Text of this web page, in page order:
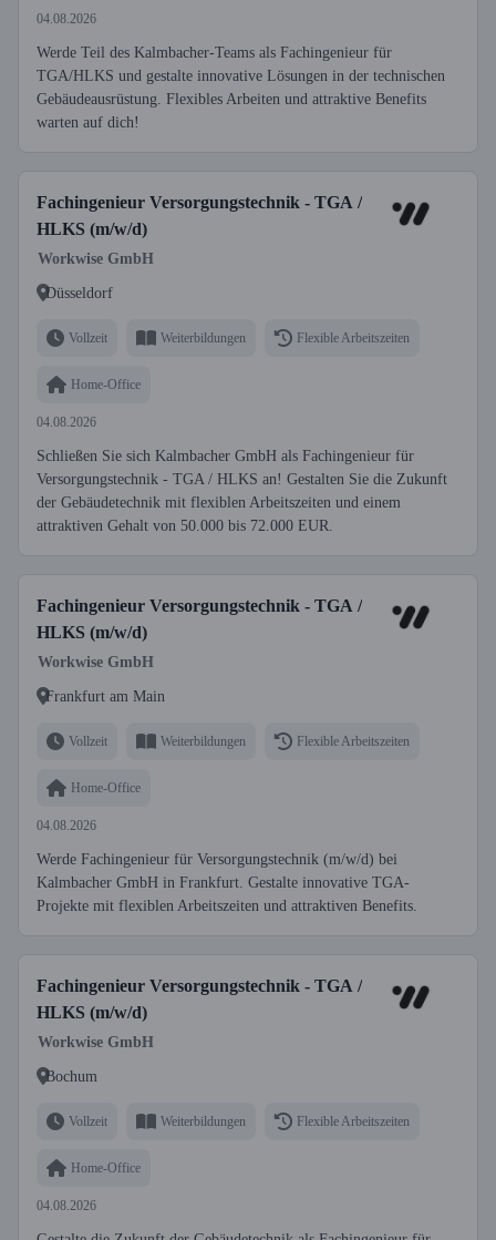
04.08.2026
Werde Teil des Kalmbacher-Teams als Fachingenieur für
TGA/HLKS und gestalte innovative Lösungen in der technischen
Gebäudeausrüstung. Flexibles Arbeiten und attraktive Benefits
warten auf dich!
Fachingenieur Versorgungstechnik - TGA /
HLKS (m/w/d)
Workwise GmbH
Düsseldorf
Vollzeit Weiterbildungen Flexible Arbeitszeiten
Home-Office
04.08.2026
Schließen Sie sich Kalmbacher GmbH als Fachingenieur für
Versorgungstechnik - TGA / HLKS an! Gestalten Sie die Zukunft
der Gebäudetechnik mit flexiblen Arbeitszeiten und einem
attraktiven Gehalt von 50.000 bis 72.000 EUR.
Fachingenieur Versorgungstechnik - TGA /
HLKS (m/w/d)
Workwise GmbH
Frankfurt am Main
Vollzeit Weiterbildungen Flexible Arbeitszeiten
Home-Office
04.08.2026
Werde Fachingenieur für Versorgungstechnik (m/w/d) bei
Kalmbacher GmbH in Frankfurt. Gestalte innovative TGA-
Projekte mit flexiblen Arbeitszeiten und attraktiven Benefits.
Fachingenieur Versorgungstechnik - TGA /
HLKS (m/w/d)
Workwise GmbH
Bochum
Vollzeit Weiterbildungen Flexible Arbeitszeiten
Home-Office
04.08.2026